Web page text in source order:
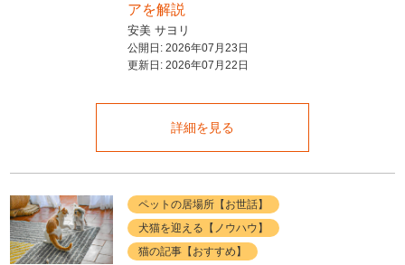
アを解説
安美 サヨリ
公開日: 2026年07月23日
更新日: 2026年07月22日
詳細を見る
ペットの居場所【お世話】
犬猫を迎える【ノウハウ】
猫の記事【おすすめ】